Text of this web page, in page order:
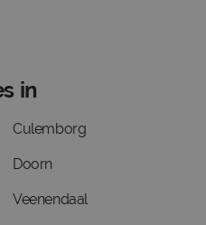
in
Culemborg
Doorn
Veenendaal